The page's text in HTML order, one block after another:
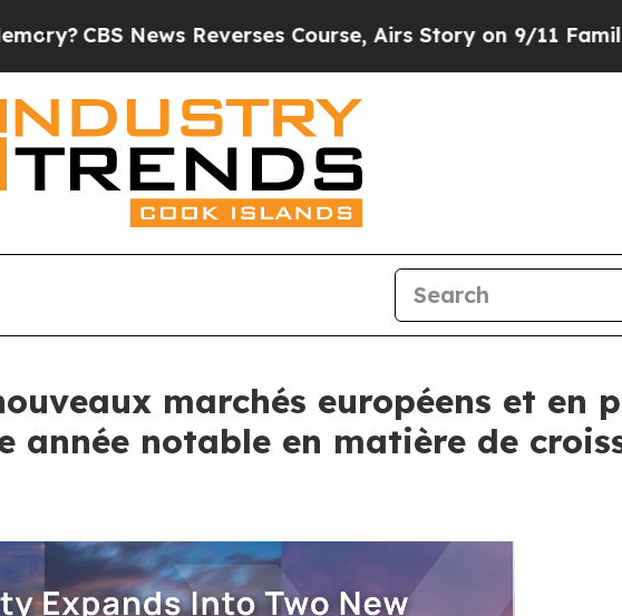
Reverses Course, Airs Story on 9/11 Families
marchés européens et en
notable en matière de